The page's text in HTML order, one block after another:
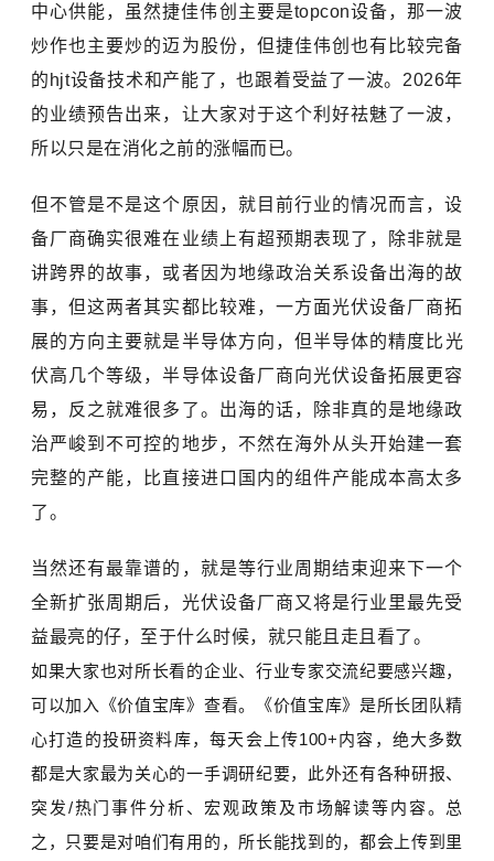
中心供能，虽然捷佳伟创主要是topcon设备，那一波
炒作也主要炒的迈为股份，但捷佳伟创也有比较完备
的hjt设备技术和产能了，也跟着受益了一波。2026年
的业绩预告出来，让大家对于这个利好祛魅了一波，
所以只是在消化之前的涨幅而已。
但不管是不是这个原因，就目前行业的情况而言，设
备厂商确实很难在业绩上有超预期表现了，除非就是
讲跨界的故事，或者因为地缘政治关系设备出海的故
事，但这两者其实都比较难，一方面光伏设备厂商拓
展的方向主要就是半导体方向，但半导体的精度比光
伏高几个等级，半导体设备厂商向光伏设备拓展更容
易，反之就难很多了。出海的话，除非真的是地缘政
治严峻到不可控的地步，不然在海外从头开始建一套
完整的产能，比直接进口国内的组件产能成本高太多
了。
当然还有最靠谱的，就是等行业周期结束迎来下一个
全新扩张周期后，光伏设备厂商又将是行业里最先受
益最亮的仔，至于什么时候，就只能且走且看了。
如果大家也对所长看的企业、行业专家交流纪要感兴趣，
可以加入《价值宝库》查看。《价值宝库》是所长团队精
心打造的投研资料库，每天会上传100+内容，绝大多数
都是大家最为关心的一手调研纪要，此外还有各种研报、
突发/热门事件分析、宏观政策及市场解读等内容。总
之，只要是对咱们有用的，所长能找到的，都会上传到里